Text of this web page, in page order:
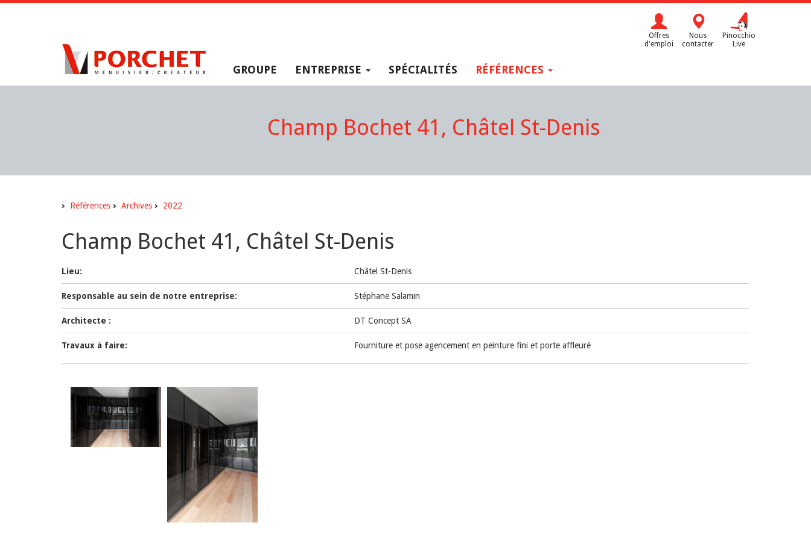
Offres
d'emploi
Nous
contacter
Pinocchio
Live
GROUPE ENTREPRISE SPÉCIALITÉS RÉFÉRENCES
Champ Bochet 41, Châtel St-Denis
Références Archives 2022
Champ Bochet 41, Châtel St-Denis
Lieu: Châtel St-Denis
Responsable au sein de notre entreprise: Stéphane Salamin
Architecte : DT Concept SA
Travaux à faire: Fourniture et pose agencement en peinture fini et porte affleuré